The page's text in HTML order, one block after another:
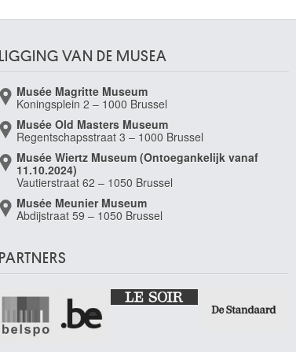
LIGGING VAN DE MUSEA
Musée Magritte Museum
Koningsplein 2 – 1000 Brussel
Musée Old Masters Museum
Regentschapsstraat 3 – 1000 Brussel
Musée Wiertz Museum (Ontoegankelijk vanaf
11.10.2024)
Vautierstraat 62 – 1050 Brussel
Musée Meunier Museum
Abdijstraat 59 – 1050 Brussel
PARTNERS